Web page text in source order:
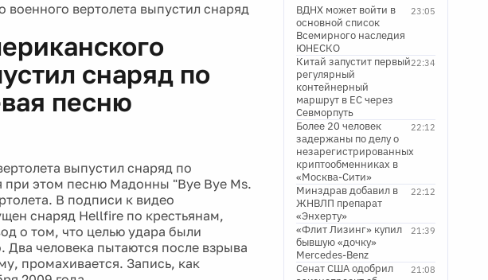
вертолета выпустил снаряд
снаряд по
песню
выпустил снаряд по
этом песню Мадонны "Bye Bye Ms.
В подписи к видео
снаряд Hellfire по крестьянам,
о том, что целью удара были
человека пытаются после взрыва
промахивается. Запись, как
23:05
ВДНХ может войти в
основной список
Всемирного наследия
ЮНЕСКО
22:34
Китай запустит первый
регулярный
контейнерный
маршрут в ЕС через
Севморпуть
22:12
Более 20 человек
задержаны по делу о
незарегистрированных
криптообменниках в
«Москва-Сити»
22:12
Минздрав добавил в
ЖНВЛП препарат
«Энхерту»
21:39
«Флит Лизинг» купил
бывшую «дочку»
Mercedes-Benz
21:08
Сенат США одобрил